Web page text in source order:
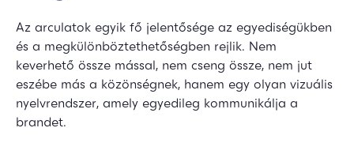
Az arculatok egyik fő jelentősége az egyediségükben
és a megkülönböztethetőségben rejlik. Nem
keverhető össze mással, nem cseng össze, nem jut
eszébe más a közönségnek, hanem egy olyan vizuális
nyelvrendszer, amely egyedileg kommunikálja a
brandet.